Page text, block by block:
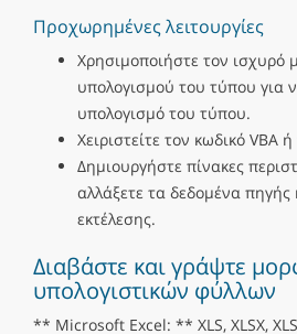
Προχωρημένες λειτουργίες
Χρησιμοποιήστε τον ισχυρό
υπολογισμού του τύπου για
υπολογισμό του τύπου.
Χειριστείτε τον κωδικό VBA
Δημιουργήστε πίνακες
αλλάξετε τα δεδομένα πηγής
εκτέλεσης.
Διαβάστε και γράψτε
υπολογιστικών φύλλων
** Microsoft Excel: ** XLS, XLSX,